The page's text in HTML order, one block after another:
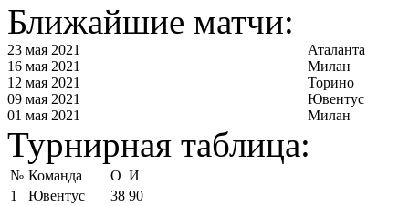
Ближайшие матчи:
23 мая 2021
Аталанта
16 мая 2021
Милан
12 мая 2021
Торино
09 мая 2021
Ювентус
01 мая 2021
Милан
Турнирная таблица:
№ Команда О И
1
Ювентус 38 90